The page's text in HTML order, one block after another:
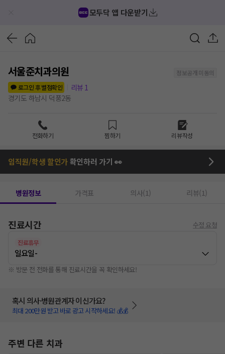
모두닥 앱 다운받기
서울준치과의원
정보공개 미동의
로그인 후 별점확인
리뷰 1
경기도 하남시 덕풍2동
전화하기 찜하기 리뷰작성
임직원/학생 할인가확인하러 가기 👀
병원정보 가격표 의사(1) 리뷰(1)
진료시간 수정 요청
진료휴무
일요일-
※ 방문 전 전화를 통해 진료시간을 꼭 확인하세요!
혹시 의사·병원관계자 이신가요?
최대 200만원 받고 바로 광고 시작하세요! 💰💰
주변 다른 치과